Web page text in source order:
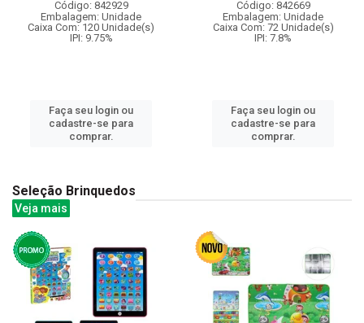
Código: 842929
Embalagem: Unidade
Caixa Com: 120 Unidade(s)
IPI: 9.75%
Faça seu login ou
cadastre-se para
comprar.
Código: 842669
Embalagem: Unidade
Caixa Com: 72 Unidade(s)
IPI: 7.8%
Faça seu login ou
cadastre-se para
comprar.
Seleção Brinquedos
Veja mais